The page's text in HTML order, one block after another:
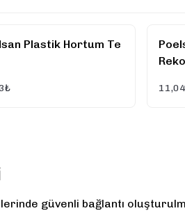
Plastik Hortum Te
güvenli bağlantı